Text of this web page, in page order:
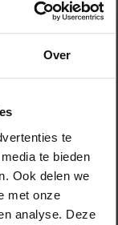
Over
te
te bieden
Ook delen we
met onze
analyse. Deze
in 1961 en
eerst
aan de Vrije
School).
1986 en
Hij geeft